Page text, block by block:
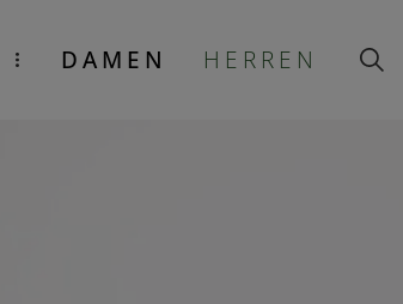
DAMEN HERREN